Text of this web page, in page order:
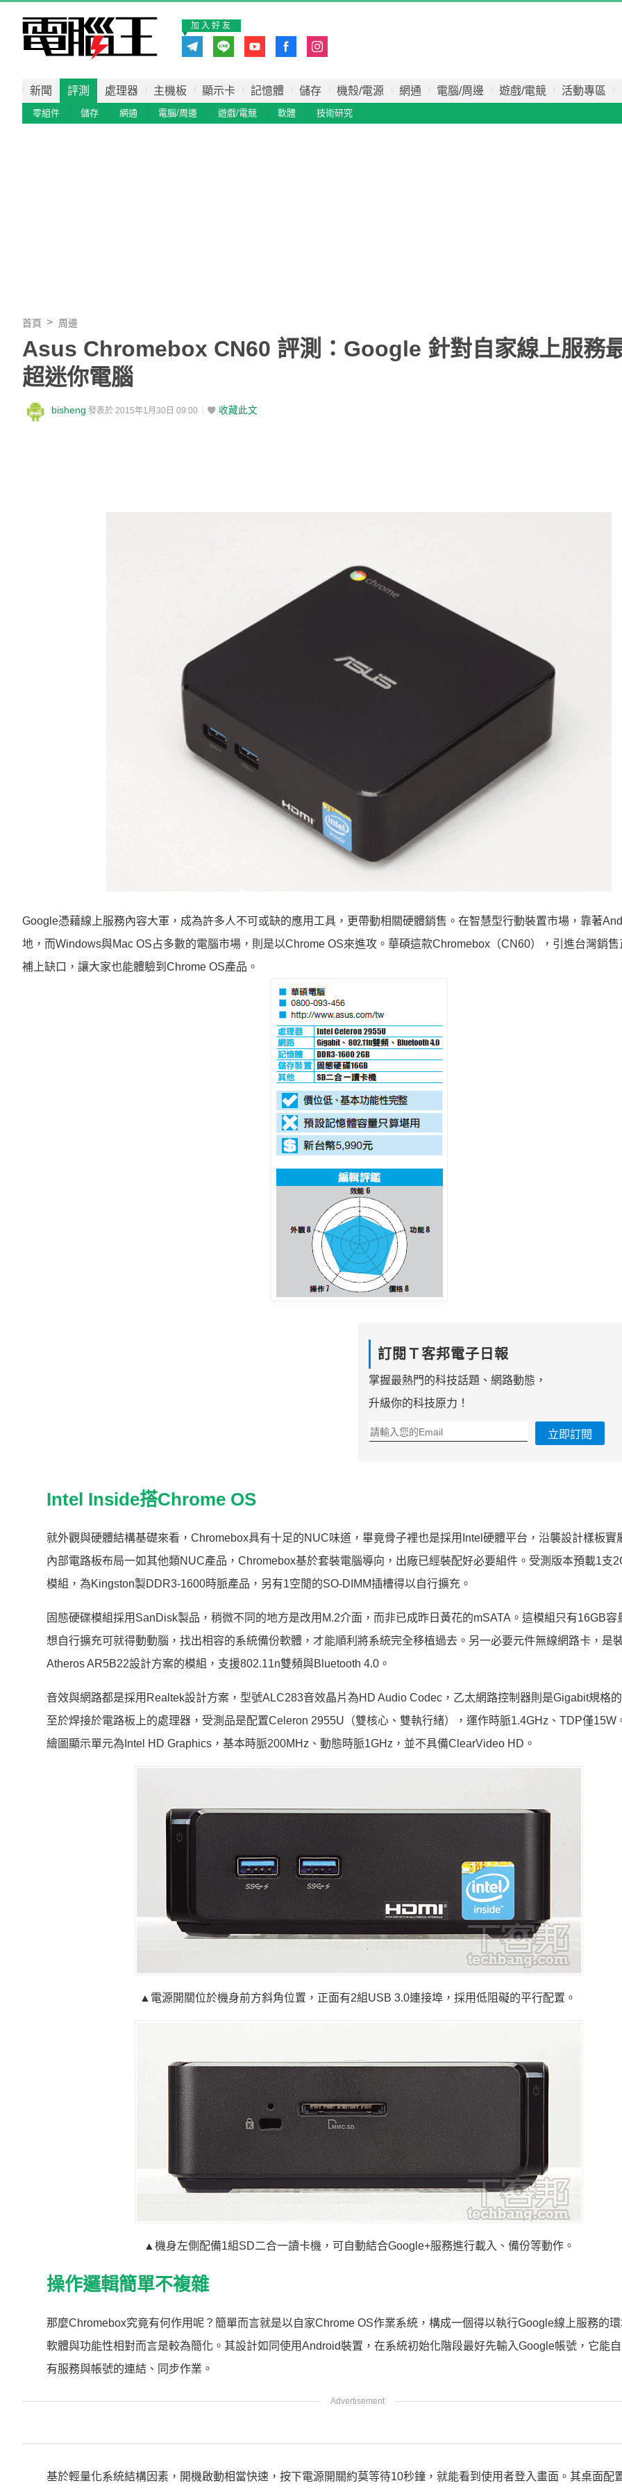
加入好友
新聞 評測 處理器 主機板 顯示卡 記憶體 儲存 機殼/電源 網通 電腦/周邊 遊戲/電競 活動專區
零組件 儲存 網通 電腦/周邊 遊戲/電競 軟體 技術研究
首頁 周邊
Asus Chromebox CN60 評測：Google 針對自家線上服務
超迷你電腦
bisheng 發表於 2015年1月30日 09:00 收藏此文
Google憑藉線上服務內容大軍，成為許多人不可或缺的應用工具，更帶動相關硬體銷售。在智慧型行動裝置市場，靠著
地，而Windows與Mac OS占多數的電腦市場，則是以Chrome OS來進攻。華碩這款Chromebox （CN60），引進台灣銷
補上缺口，讓大家也能體驗到Chrome OS產品。
訂閱Ｔ客邦電子日報
掌握最熱門的科技話題、網路動態，
升級你的科技原力！
立即訂閱
Intel Inside搭Chrome OS
就外觀與硬體結構基礎來看，Chromebox具有十足的NUC味道，畢竟骨子裡也是採用Intel硬體平台，沿襲設計樣板實
內部電路板布局一如其他類NUC產品，Chromebox基於套裝電腦導向，出廠已經裝配好必要組件。受測版本預載1支
模組，為Kingston製DDR3-1600時脈產品，另有1空閒的SO-DIMM插槽得以自行擴充。
固態硬碟模組採用SanDisk製品，稍微不同的地方是改用M.2介面，而非已成昨日黃花的mSATA。這模組只有16GB容
想自行擴充可就得動動腦，找出相容的系統備份軟體，才能順利將系統完全移植過去。另一必要元件無線網路卡，是
Atheros AR5B22設計方案的模組，支援802.11n雙頻與Bluetooth 4.0。
音效與網路都是採用Realtek設計方案，型號ALC283音效晶片為HD Audio Codec，乙太網路控制器則是Gigabit規格
至於焊接於電路板上的處理器，受測品是配置Celeron 2955U（雙核心、雙執行緒），運作時脈1.4GHz、TDP僅15W
繪圖顯示單元為Intel HD Graphics，基本時脈200MHz、動態時脈1GHz，並不具備ClearVideo HD。
▲電源開關位於機身前方斜角位置，正面有2組USB 3.0連接埠，採用低阻礙的平行配置。
▲機身左側配備1組SD二合一讀卡機，可自動結合Google+服務進行載入、備份等動作。
操作邏輯簡單不複雜
那麼Chromebox究竟有何作用呢？簡單而言就是以自家Chrome OS作業系統，構成一個得以執行Google線上服務的
軟體與功能性相對而言是較為簡化。其設計如同使用Android裝置，在系統初始化階段最好先輸入Google帳號，它能
有服務與帳號的連結、同步作業。
基於輕量化系統結構因素，開機啟動相當快速，按下電源開關約莫等待10秒鐘，就能看到使用者登入畫面。其桌面配